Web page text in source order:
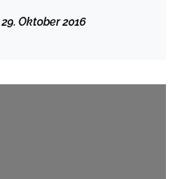
29. Oktober 2016